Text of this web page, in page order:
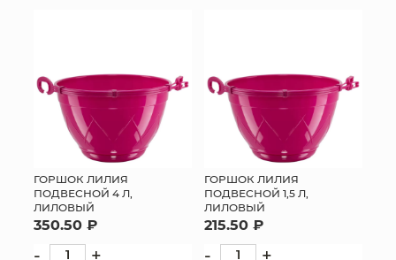
ИСКУССТВЕННЫЕ ЦВЕТЫ
ПАКЕТЫ И СУМКИ
ТОРГОВЫЙ ЦЕНТР
ОПТОВЫМ КЛИЕНТАМ
ГОРШОК ЛИЛИЯ
ПОДВЕСНОЙ 4 Л,
ЛИЛОВЫЙ
350.50 ₽
- +
ГОРШОК ЛИЛИЯ
ПОДВЕСНОЙ 1,5 Л,
ЛИЛОВЫЙ
215.50 ₽
- +